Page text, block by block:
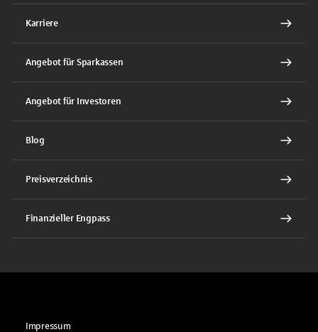
Karriere
Angebot für Sparkassen
Angebot für Investoren
Blog
Preisverzeichnis
Finanzieller Engpass
Impressum